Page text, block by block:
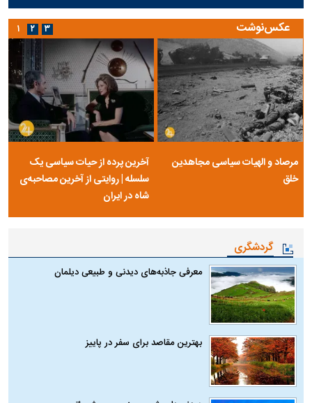
عکس‌نوشت
مرصاد و الهیات سیاسی مجاهدین
خلق
آخرین پرده از حیات سیاسی یک
سلسله | روایتی از آخرین مصاحبه‌ی
شاه در ایران
۱ ۲ ۳
گردشگری
معرفی جاذبه‌های دیدنی و طبیعی دیلمان
بهترین مقاصد برای سفر در پاییز